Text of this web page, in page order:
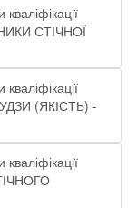
СТІЧНОЇ
(ЯКІСТЬ) -